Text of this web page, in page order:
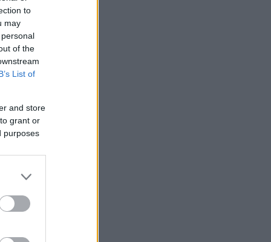
to
may
of the
List of
and store
grant or
purposes